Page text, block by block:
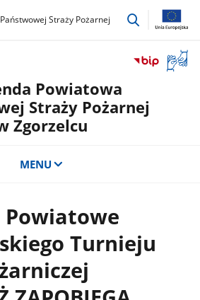
Straży Pożarnej
przejdź
okno
Powiatowa
Straży Pożarnej
Zgorzelcu
MENU
Turnieju